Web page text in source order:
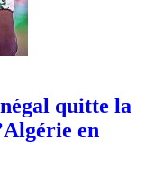
quitte la
en